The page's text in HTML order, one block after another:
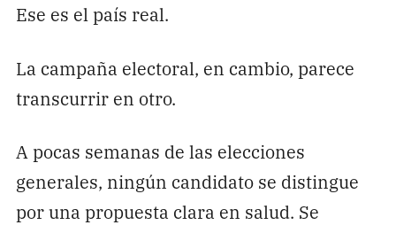
Ese es el país real.
La campaña electoral, en cambio, parece
transcurrir en otro.
A pocas semanas de las elecciones
generales, ningún candidato se distingue
por una propuesta clara en salud. Se